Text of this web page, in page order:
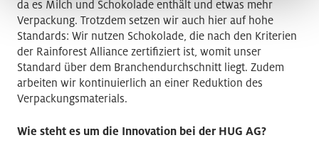
da es Milch und Schokolade enthält und etwas mehr
Verpackung. Trotzdem setzen wir auch hier auf hohe
Standards: Wir nutzen Schokolade, die nach den Kriterien
der Rainforest Alliance zertifiziert ist, womit unser
Standard über dem Branchendurchschnitt liegt. Zudem
arbeiten wir kontinuierlich an einer Reduktion des
Verpackungsmaterials.
Wie steht es um die Innovation bei der HUG AG?